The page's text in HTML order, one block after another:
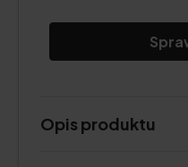
Opis produktu